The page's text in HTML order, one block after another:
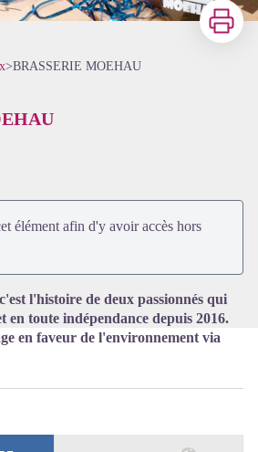
Imprimer
>BRASSERIE MOEHAU
élément afin d'y avoir accès hors
l'histoire de deux passionnés qui
toute indépendance depuis 2016.
en faveur de l'environnement via